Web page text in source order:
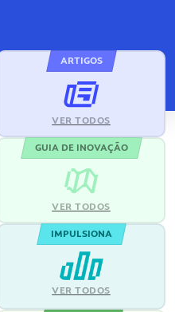
ARTIGOS
VER TODOS
GUIA DE INOVAÇÃO
VER TODOS
IMPULSIONA
VER TODOS